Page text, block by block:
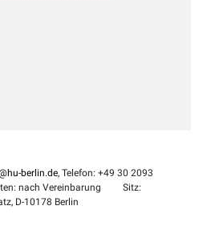
berlin.de, Telefon: +49 30 2093
nach Vereinbarung
Sitz:
D-10178 Berlin